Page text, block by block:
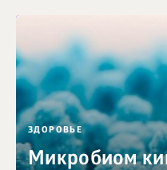
ЗДОРОВЬЕ
Микробиом